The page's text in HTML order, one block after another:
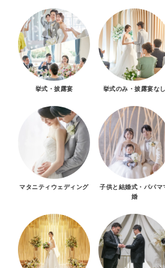
挙式・披露宴 挙式のみ・披露宴なし
マタニティウェディング
子供と結婚式・パパマ
婚